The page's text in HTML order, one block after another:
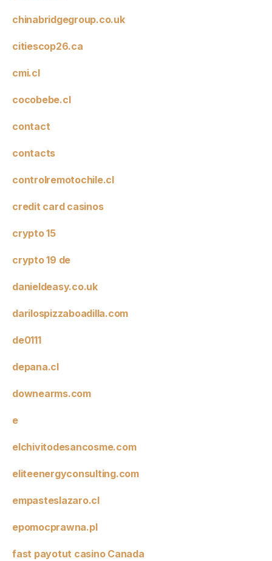
chinabridgegroup.co.uk
citiescop26.ca
cmi.cl
cocobebe.cl
contact
contacts
controlremotochile.cl
credit card casinos
crypto 15
crypto 19 de
danieldeasy.co.uk
darilospizzaboadilla.com
de0111
depana.cl
downearms.com
e
elchivitodesancosme.com
eliteenergyconsulting.com
empasteslazaro.cl
epomocprawna.pl
fast payotut casino Canada